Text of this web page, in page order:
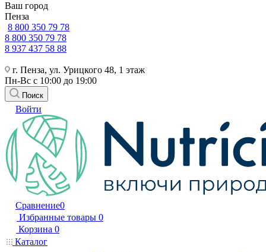
Ваш город
Пенза
8 800 350 79 78
8 800 350 79 78
8 937 437 58 88
г. Пенза, ул. Урицкого 48, 1 этаж
Пн-Вс с 10:00 до 19:00
Поиск
Войти
Сравнение0
Избранные товары 0
Корзина 0
Каталог